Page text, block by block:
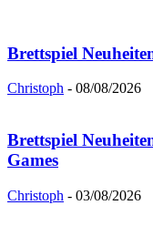
Brettspiel
Christoph - 08/08/2026
Brettspiel
Games
Christoph - 03/08/2026